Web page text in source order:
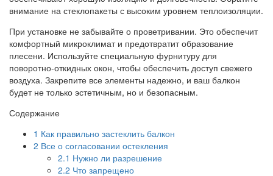
внимание на стеклопакеты с высоким уровнем теплоизоляции.
При установке не забывайте о проветривании. Это обеспечит
комфортный микроклимат и предотвратит образование
плесени. Используйте специальную фурнитуру для
поворотно-откидных окон, чтобы обеспечить доступ свежего
воздуха. Закрепите все элементы надежно, и ваш балкон
будет не только эстетичным, но и безопасным.
Содержание
1 Как правильно застеклить балкон
2 Все о согласовании остекления
2.1 Нужно ли разрешение
2.2 Что запрещено